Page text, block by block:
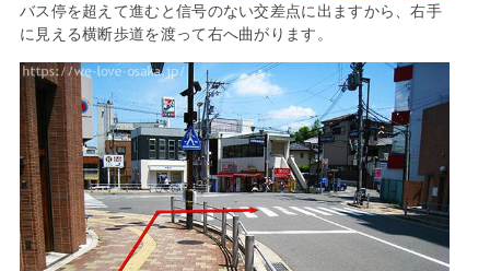
バス停を超えて進むと信号のない交差点に出ますから、右手
に見える横断歩道を渡って右へ曲がります。